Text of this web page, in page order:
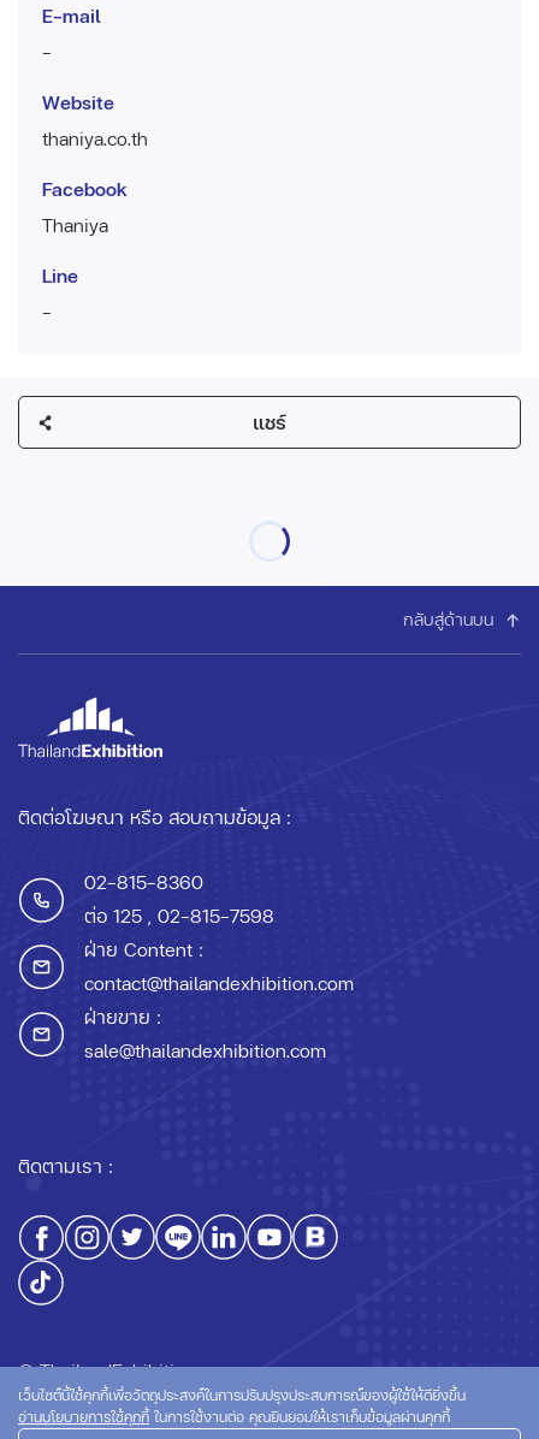
E-mail
-
Website
thaniya.co.th
Facebook
Thaniya
Line
-
แชร์
กลับสู่ด้านบน
ติดต่อโฆษณา หรือ สอบถามข้อมูล :
02-815-8360
ต่อ 125 , 02-815-7598
ฝ่าย Content :
contact@thailandexhibition.com
ฝ่ายขาย :
sale@thailandexhibition.com
ติดตามเรา :
© ThailandExhibition.com
เว็บไซต์นี้ใช้คุกกี้เพื่อวัตถุประสงค์ในการปรับปรุงประสบการณ์ของผู้ใช้ให้ดียิ่งขึ้น
อ่านนโยบายการใช้คุกกี้ ในการใช้งานต่อ คุณยินยอมให้เราเก็บข้อมูลผ่านคุกกี้